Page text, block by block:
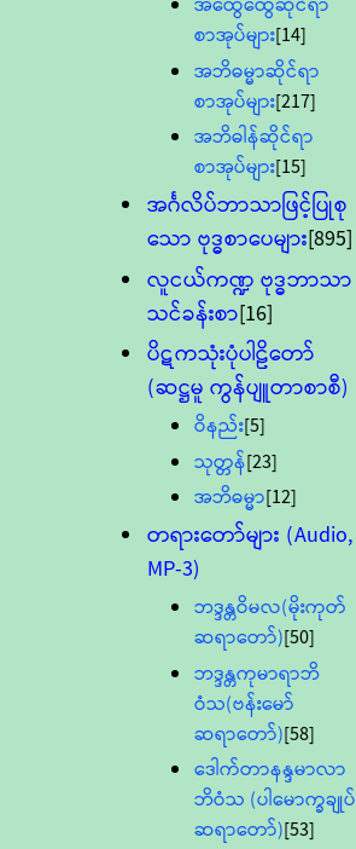
စာအုပ်များ[14]
အဘိဓမ္မာဆိုင်ရာ
စာအုပ်များ[217]
အဘိဓါန်ဆိုင်ရာ
စာအုပ်များ[15]
အင်္ဂလိပ်ဘာသာဖြင့်ပြုစု
သော ဗုဒ္ဓစာပေများ[895]
လူငယ်ကဏ္ဍ ဗုဒ္ဓဘာသာ
သင်ခန်းစာ[16]
ပိဋကသုံးပုံပါဠိတော်
(ဆဋ္ဌမူ ကွန်ပျူတာစာစီ)
ဝိနည်း[5]
သုတ္တန်[23]
အဘိဓမ္မာ[12]
တရားတော်များ (Audio,
MP-3)
ဘဒ္ဒန္တဝိမလ(မိုးကုတ်
ဆရာတော်)[50]
ဘဒ္ဒန္တကုမာရာဘိ
ဝံသ(ဗန်းမော်
ဆရာတော်)[58]
ဒေါက်တာနန္ဒမာလာ
ဘိဝံသ (ပါမောက္ခချုပ်
ဆရာတော်)[53]